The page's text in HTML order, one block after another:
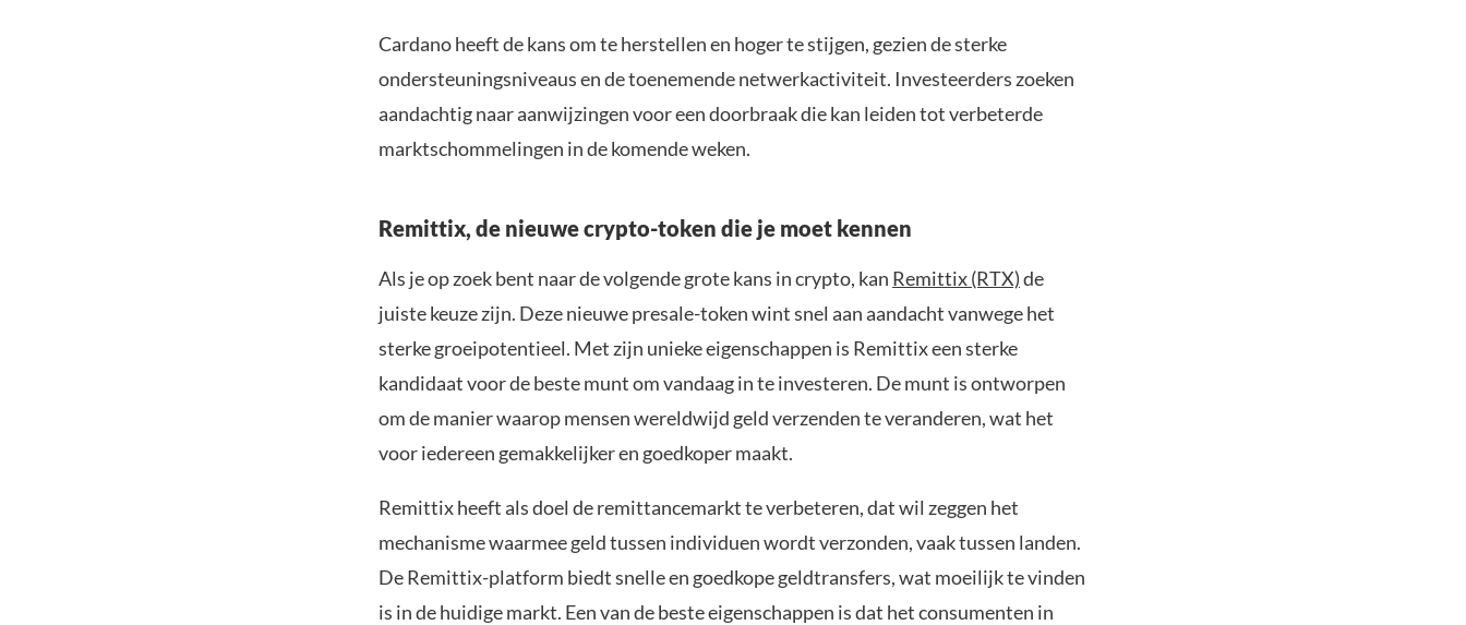
Cardano heeft de kans om te herstellen en hoger te stijgen, gezien de sterke
ondersteuningsniveaus en de toenemende netwerkactiviteit. Investeerders zoeken
aandachtig naar aanwijzingen voor een doorbraak die kan leiden tot verbeterde
marktschommelingen in de komende weken.
Remittix, de nieuwe crypto-token die je moet kennen
Als je op zoek bent naar de volgende grote kans in crypto, kan Remittix (RTX)de
juiste keuze zijn. Deze nieuwe presale-token wint snel aan aandacht vanwege het
sterke groeipotentieel. Met zijn unieke eigenschappen is Remittix een sterke
kandidaat voor de beste munt om vandaag in te investeren. De munt is ontworpen
om de manier waarop mensen wereldwijd geld verzenden te veranderen, wat het
voor iedereen gemakkelijker en goedkoper maakt.
Remittix heeft als doel de remittancemarkt te verbeteren, dat wil zeggen het
mechanisme waarmee geld tussen individuen wordt verzonden, vaak tussen landen.
De Remittix-platform biedt snelle en goedkope geldtransfers, wat moeilijk te vinden
is in de huidige markt. Een van de beste eigenschappen is dat het consumenten in